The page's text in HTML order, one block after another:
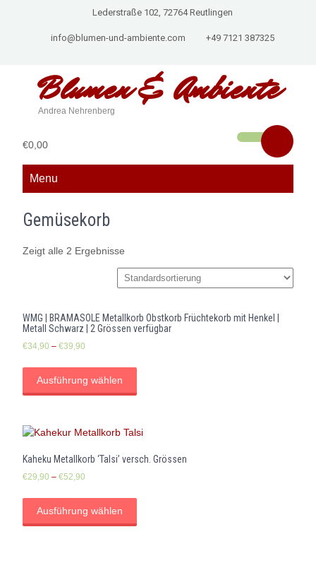
Lederstraße 102, 72764 Reutlingen
info@blumen-und-ambiente.com +49 7121 387325
Blumen &Ambiente
Andrea Nehrenberg
€0,00
Menu
Gemüsekorb
Zeigt alle 2 Ergebnisse
WMG | BRAMASOLE Metallkorb Obstkorb Früchtekorb mit Henkel |
Metall Schwarz | 2 Grössen verfügbar
€34,90 – €39,90
Ausführung wählen
Kaheku Metallkorb ‘Talsi’ versch. Grössen
€29,90 – €52,90
Ausführung wählen